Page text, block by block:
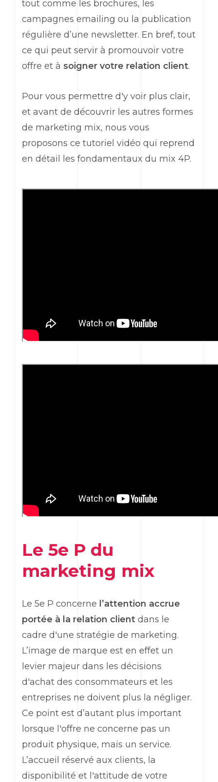
tout comme les brochures, les
campagnes emailing ou la publication
régulière d’une newsletter. En bref, tout
ce qui peut servir à promouvoir votre
offre et à soigner votre relation client.
Pour vous permettre d'y voir plus clair,
et avant de découvrir les autres formes
de marketing mix, nous vous
proposons ce tutoriel vidéo qui reprend
en détail les fondamentaux du mix 4P.
Le 5e P du
marketing mix
Le 5e P concerne l’attention accrue
portée à la relation client dans le
cadre d'une stratégie de marketing.
L’image de marque est en effet un
levier majeur dans les décisions
d'achat des consommateurs et les
entreprises ne doivent plus la négliger.
Ce point est d’autant plus important
lorsque l'offre ne concerne pas un
produit physique, mais un service.
L’accueil réservé aux clients, la
disponibilité et l'attitude de votre